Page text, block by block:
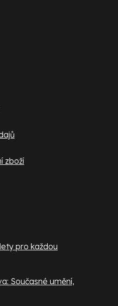
zboží
pro každou
Současné umění,